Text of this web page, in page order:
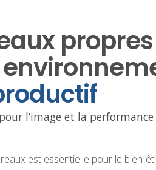
propres
l’image et la performance
est essentielle pour le bien-